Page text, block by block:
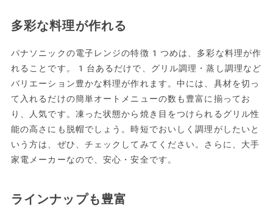
多彩な料理が作れる
パナソニックの電子レンジの特徴1つめは、多彩な料理が作
れることです。1台あるだけで、グリル調理・蒸し調理など
バリエーション豊かな料理が作れます。中には、具材を切っ
て入れるだけの簡単オートメニューの数も豊富に揃ってお
り、人気です。凍った状態から焼き目をつけられるグリル性
能の高さにも脱帽でしょう。時短でおいしく調理がしたいと
いう方は、ぜひ、チェックしてみてください。さらに、大手
家電メーカーなので、安心・安全です。
ラインナップも豊富